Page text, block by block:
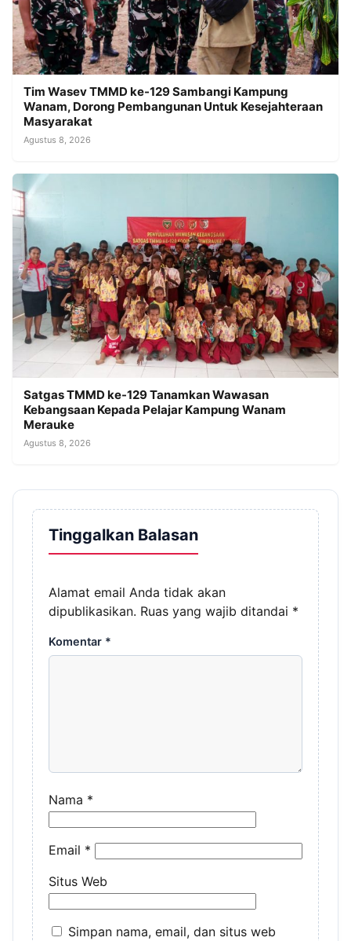
Tim Wasev TMMD ke-129 Sambangi Kampung
Wanam, Dorong Pembangunan Untuk Kesejahteraan
Masyarakat
Agustus 8, 2026
Satgas TMMD ke-129 Tanamkan Wawasan
Kebangsaan Kepada Pelajar Kampung Wanam
Merauke
Agustus 8, 2026
Tinggalkan Balasan
Alamat email Anda tidak akan
dipublikasikan. Ruas yang wajib ditandai *
Komentar *
Nama *
Email *
Situs Web
Simpan nama, email, dan situs web